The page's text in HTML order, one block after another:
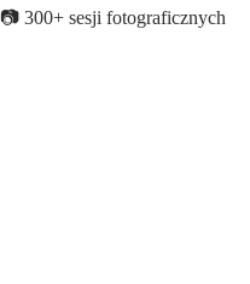
📷 300+ sesji fotograficznych